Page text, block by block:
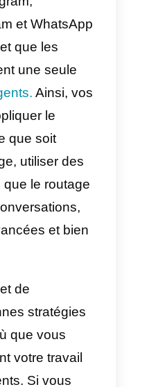
quotidiens de vos
service après-
un tournant
pour les
offre un bon
après la vente,
en raison du bon
offre.
les entreprises